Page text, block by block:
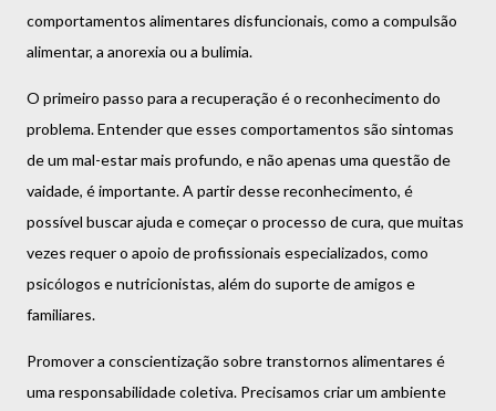
comportamentos alimentares disfuncionais, como a compulsão
alimentar, a anorexia ou a bulimia.
O primeiro passo para a recuperação é o reconhecimento do
problema. Entender que esses comportamentos são sintomas
de um mal-estar mais profundo, e não apenas uma questão de
vaidade, é importante. A partir desse reconhecimento, é
possível buscar ajuda e começar o processo de cura, que muitas
vezes requer o apoio de profissionais especializados, como
psicólogos e nutricionistas, além do suporte de amigos e
familiares.
Promover a conscientização sobre transtornos alimentares é
uma responsabilidade coletiva. Precisamos criar um ambiente